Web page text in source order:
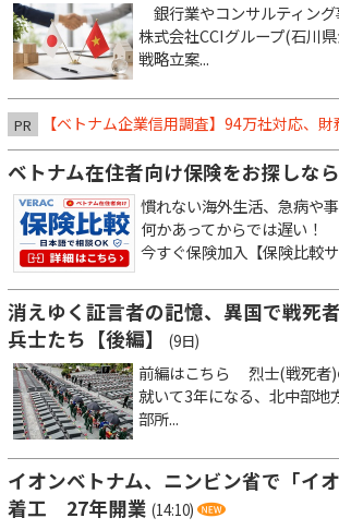
銀行業やコンサルティン
株式会社CCIグループ(石川
戦略立案...
PR 【ベトナム企業信用調査】94万社対応、
ベトナム在住者向け保険をお探しなら
慣れない海外生活、急病や
何かあってからでは遅い！
今すぐ保険加入【保険比較サ
消えゆく証言者の記憶、異国で戦死
兵士たち【後編】
(9日)
前編はこちら 烈士(戦死者)
就いて3年になる、北中部地
部所...
イオンベトナム、ニンビン省で「イ
着工 27年開業 (14:10)